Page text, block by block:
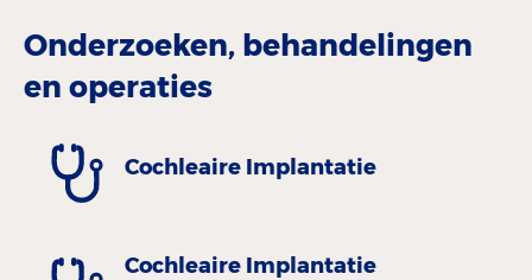
Onderzoeken, behandelingen
en operaties
Cochleaire Implantatie
Cochleaire Implantatie